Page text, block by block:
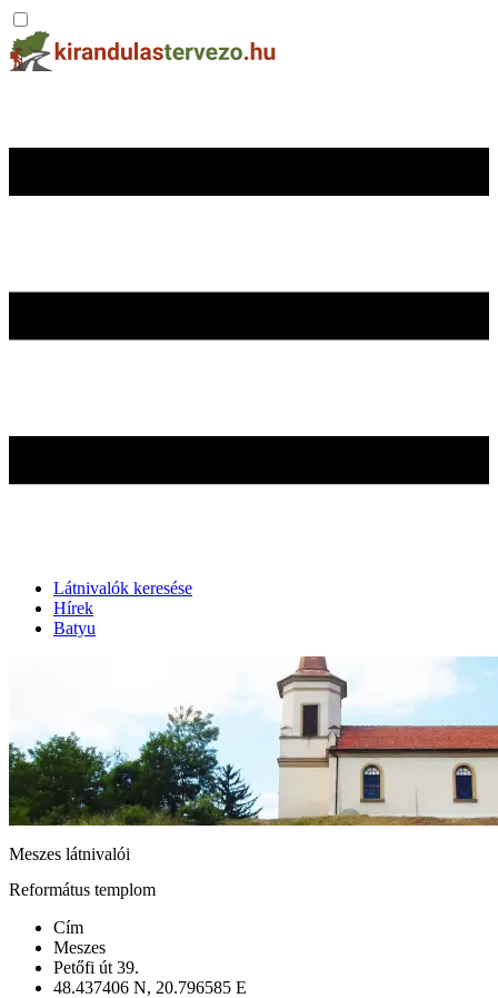
Látnivalók keresése
Hírek
Batyu
Meszes látnivalói
Református templom
Cím
Meszes
Petőfi út 39.
48.437406 N, 20.796585 E